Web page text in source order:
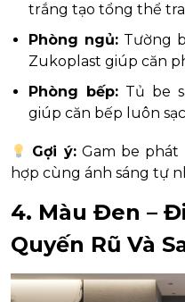
trắng tạo tổng thể
Phòng ngủ: Tường
Zukoplast giúp căn
Phòng bếp: Tủ be
giúp căn bếp luôn
Gợi ý:Gam be phát
hợp cùng ánh sáng tự
4. Màu Đen –
Quyến Rũ Và